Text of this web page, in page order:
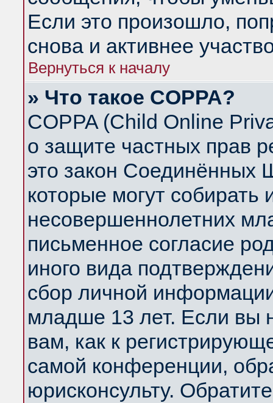
Если это произошло,
снова и активнее
Вернуться к началу
» Что такое COPPA?
COPPA (Child Online
о защите частных прав
это закон Соединённых
которые могут
несовершеннолетних
письменное согласие
иного вида
сбор личной
младше 13 лет. Если вы
вам, как к
самой конференции,
юрисконсульту.